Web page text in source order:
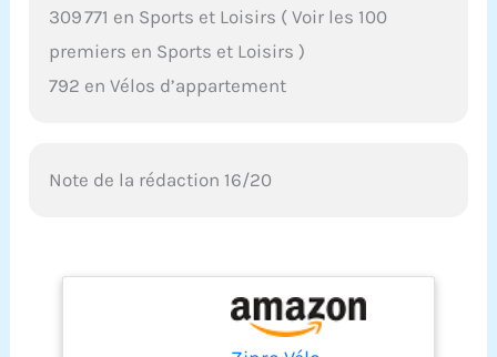
309 771 en Sports et Loisirs ( Voir les 100
premiers en Sports et Loisirs )
792 en Vélos d’appartement
Note de la rédaction 16/20